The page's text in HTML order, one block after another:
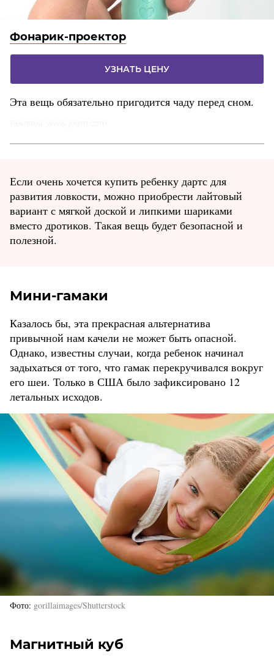
Фонарик-проектор
УЗНАТЬ ЦЕНУ
Эта вещь обязательно пригодится чаду перед сном.
Если очень хочется купить ребенку дартс для
развития ловкости, можно приобрести лайтовый
вариант с мягкой доской и липкими шариками
вместо дротиков. Такая вещь будет безопасной и
полезной.
Мини-гамаки
Казалось бы, эта прекрасная альтернатива
привычной нам качели не может быть опасной.
Однако, известны случаи, когда ребенок начинал
задыхаться от того, что гамак перекручивался вокруг
его шеи. Только в США было зафиксировано 12
летальных исходов.
Фото gorillaimages/Shutterstock
Магнитный куб